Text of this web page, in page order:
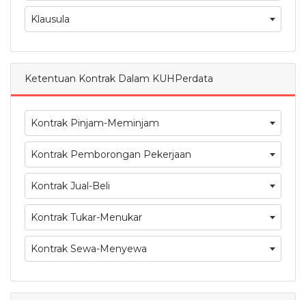
Klausula
Ketentuan Kontrak Dalam KUHPerdata
Kontrak Pinjam-Meminjam
Kontrak Pemborongan Pekerjaan
Kontrak Jual-Beli
Kontrak Tukar-Menukar
Kontrak Sewa-Menyewa